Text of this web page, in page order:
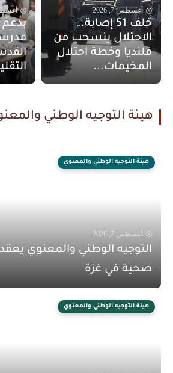
أغسطس 7, 2026
خلف 51 إصابة..
الاحتلال ينسحب من
قلنديا وخطة احتلال
المخيمات...
أغسطس
هيئة التوجيه الوطني
هيئة التوجيه الوطني والمعنوي
أغسطس 7, 2026
التوجيه الوطني والمعنوي
صحية في غزة
هيئة التوجيه الوطني والمعنوي